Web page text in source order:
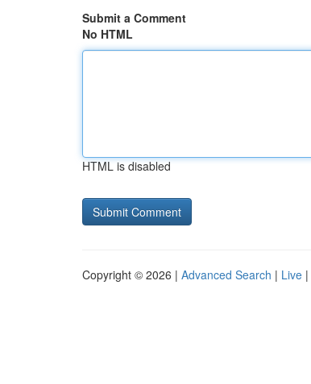
Submit a Comment
No HTML
HTML is disabled
Copyright © 2026 | Advanced Search | Live |